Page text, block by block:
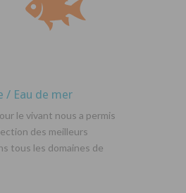
/ Eau de mer
le vivant nous a permis
des meilleurs
tous les domaines de